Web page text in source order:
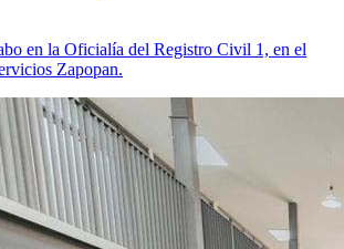
en la Oficialía del Registro Civil 1, en el
Zapopan.